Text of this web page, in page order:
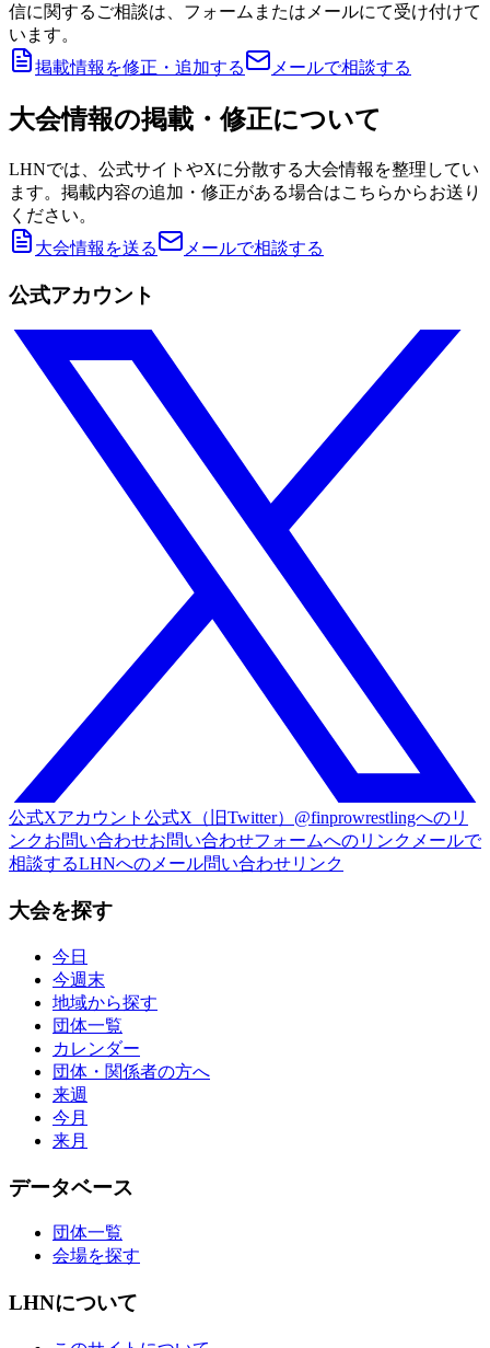
信に関するご相談は、フォームまたはメールにて受け付けて
います。
掲載情報を修正・追加する
メールで相談する
大会情報の掲載・修正について
LHNでは、公式サイトやXに分散する大会情報を整理してい
ます。掲載内容の追加・修正がある場合はこちらからお送り
ください。
大会情報を送る
メールで相談する
公式アカウント
公式Xアカウント 公式X（旧Twitter）@finprowrestlingへのリ
ンクお問い合わせお問い合わせフォームへのリンク メールで
相談するLHNへのメール問い合わせリンク
大会を探す
今日
今週末
地域から探す
団体一覧
カレンダー
団体・関係者の方へ
来週
今月
来月
データベース
団体一覧
会場を探す
LHNについて